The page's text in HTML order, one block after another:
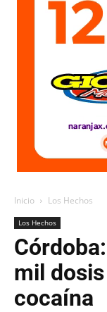
Inicio Los Hechos
Los Hechos
mil
cocaína